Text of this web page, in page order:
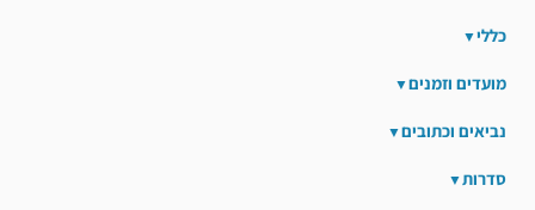
כללי
מועדים וזמנים
נביאים וכתובים
סדרות